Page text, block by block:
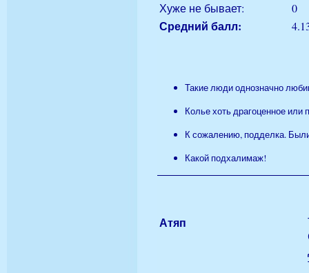
Хуже не бывает:
0
Средний балл:
Такие люди однозначно
Колье хоть драгоценное или
К сожалению, подделка.
Какой подхалимаж!
Атяп